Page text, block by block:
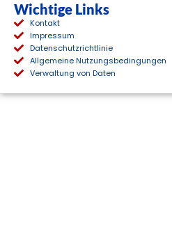
Wichtige Links
Kontakt
Impressum
Datenschutzrichtlinie
Allgemeine Nutzungsbedingungen
Verwaltung von Daten